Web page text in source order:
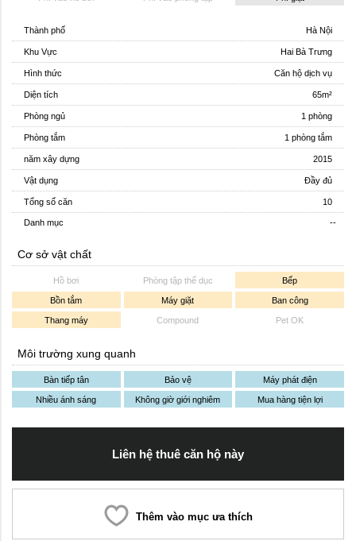
Thành phố Hà Nội
Khu Vực Hai Bà Trưng
Hình thức Căn hộ dịch vụ
Diện tích 65m²
Phòng ngủ 1 phòng
Phòng tắm 1 phòng tắm
năm xây dựng 2015
Vật dụng Đầy đủ
Tổng số căn 10
Danh mục --
Cơ sở vật chất
Hồ bơi Phòng tập thể dục Bếp
Bồn tắm Máy giặt Ban công
Thang máy Compound Pet OK
Môi trường xung quanh
Bàn tiếp tân Bảo vệ Máy phát điện
Nhiều ánh sáng Không giờ giới nghiêm Mua hàng tiện lợi
Liên hệ thuê căn hộ này
Thêm vào mục ưa thích